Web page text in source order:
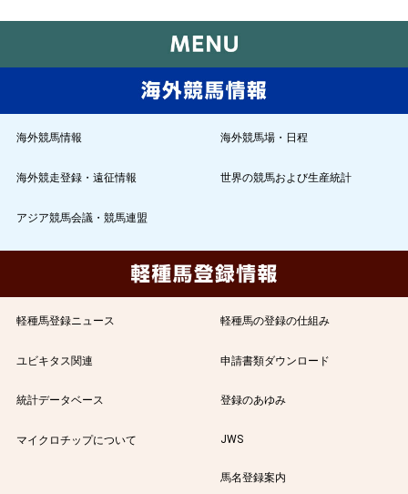
海外競馬情報 海外競馬場・日程
海外競走登録・遠征情報 世界の競馬および生産統計
アジア競馬会議・競馬連盟
軽種馬登録ニュース 軽種馬の登録の仕組み
ユビキタス関連 申請書類ダウンロード
統計データベース 登録のあゆみ
マイクロチップについて JWS
馬名登録案内